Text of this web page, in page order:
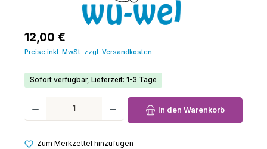
Regulärer Preis:
12,00 €
Preise inkl. MwSt. zzgl. Versandkosten
Sofort verfügbar, Lieferzeit: 1-3 Tage
Produkt Anzahl: Gib den gewünschten Wert ein oder benutze die
In den Warenkorb
Zum Merkzettel hinzufügen